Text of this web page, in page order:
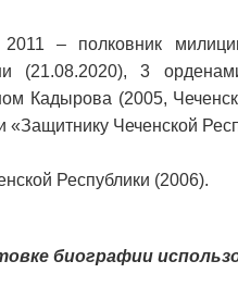
– полковник
(21.08.2020), 3
Кадырова (2005,
«Защитнику Чеченской
Республики (2006).
биографии